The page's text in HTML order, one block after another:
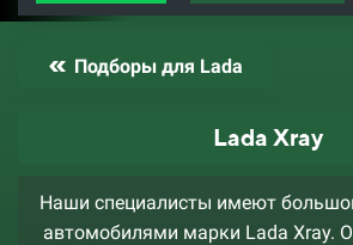
Подборы для Lada
Lada Xray
Наши специалисты имеют
автомобилями марки Lada Xray.